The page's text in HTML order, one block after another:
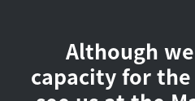
Although
capacity for